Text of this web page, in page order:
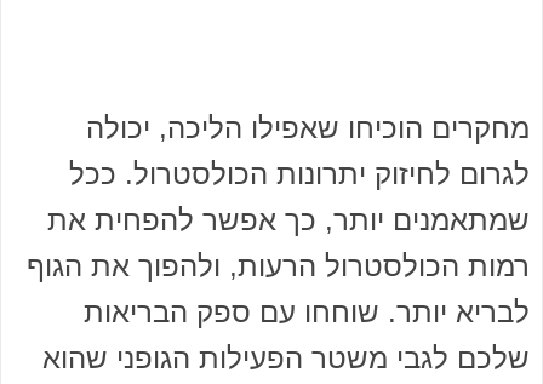
מחקרים הוכיחו שאפילו הליכה, יכולה
לגרום לחיזוק יתרונות הכולסטרול. ככל
שמתאמנים יותר, כך אפשר להפחית את
רמות הכולסטרול הרעות, ולהפוך את הגוף
לבריא יותר. שוחחו עם ספק הבריאות
שלכם לגבי משטר הפעילות הגופני שהוא